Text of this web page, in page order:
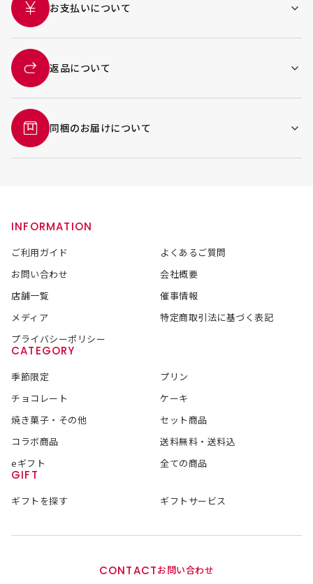
お支払いについて
返品について
同梱のお届けについて
INFORMATION
ご利用ガイド
よくあるご質問
お問い合わせ
会社概要
店舗一覧
催事情報
メディア
特定商取引法に基づく表記
プライバシーポリシー
CATEGORY
季節限定
プリン
チョコレート
ケーキ
焼き菓子・その他
セット商品
コラボ商品
送料無料・送料込
eギフト
全ての商品
GIFT
ギフトを探す ギフトサービス
CONTACTお問い合わせ